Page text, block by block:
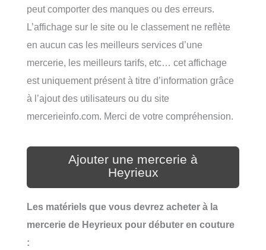
peut comporter des manques ou des erreurs.
L’affichage sur le site ou le classement ne reflète
en aucun cas les meilleurs services d’une
mercerie, les meilleurs tarifs, etc… cet affichage
est uniquement présent à titre d’information grâce
à l’ajout des utilisateurs ou du site
mercerieinfo.com. Merci de votre compréhension.
Ajouter une mercerie à
Heyrieux
Les matériels que vous devrez acheter à la
mercerie de Heyrieux pour débuter en couture
: